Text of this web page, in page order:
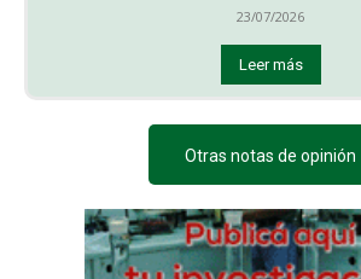
23/07/2026
Leer más
Otras notas de opinión